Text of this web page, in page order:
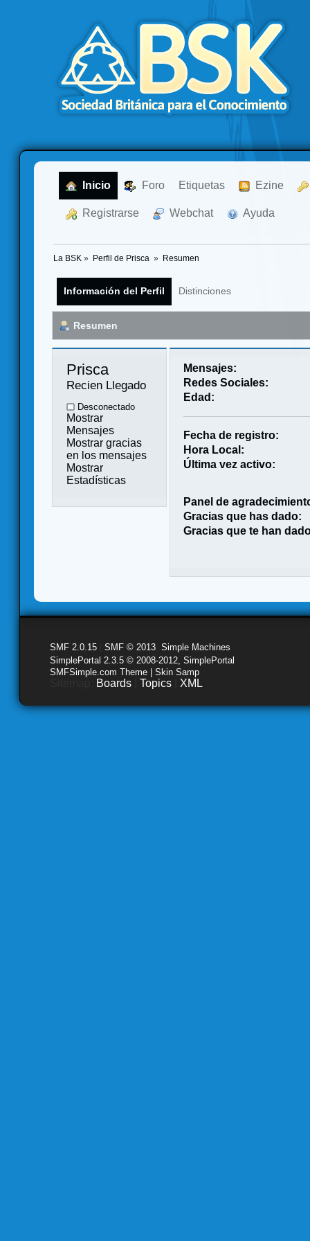
Inicio Foro Etiquetas Ezine
Registrarse Webchat Ayuda
La BSK » Perfil de Prisca » Resumen
Información del Perfil Distinciones
Resumen
Prisca
Recien Llegado
Desconectado
Mostrar
Mensajes
Mostrar gracias
en los mensajes
Mostrar
Estadísticas
Mensajes:
Redes Sociales:
Edad:
Fecha de registro:
Hora Local:
Última vez activo:
Panel de
Gracias que has dado:
Gracias que te han
SMF 2.0.15 SMF © 2013 Simple Machines
SimplePortal 2.3.5 © 2008-2012, SimplePortal
SMFSimple.com Theme | Skin Samp
Boards Topics XML